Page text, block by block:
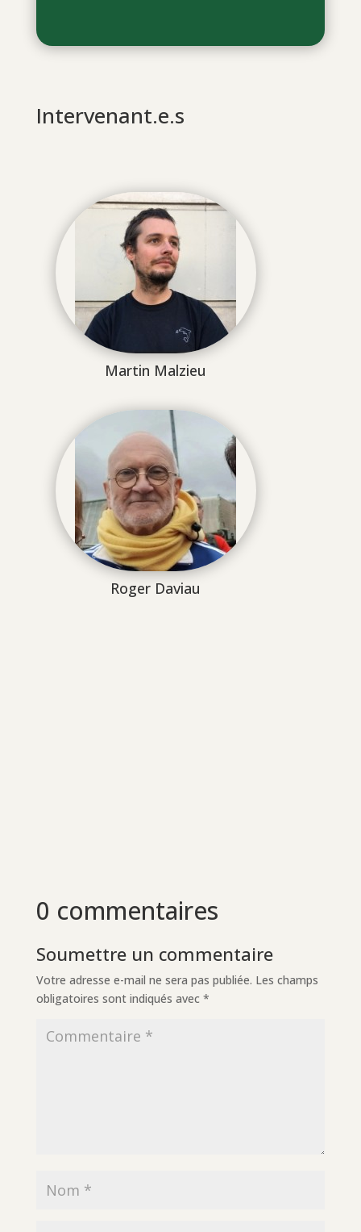
Intervenant.e.s
Martin Malzieu
Roger Daviau
0 commentaires
Soumettre un commentaire
Votre adresse e-mail ne sera pas publiée. Les champs
obligatoires sont indiqués avec *